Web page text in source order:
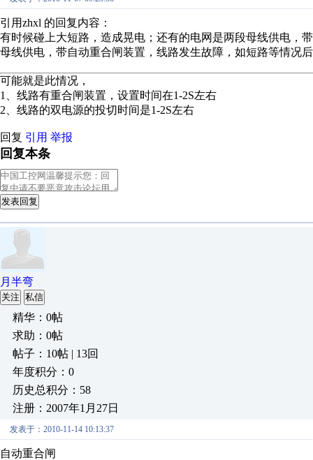
引用zhxl 的回复内容：
有时候碰上大短路，造成晃电；还有的电网是两段母线供电，
母线供电，带自动重合闸装置，线路发生故障，如短路等情况
可能就是此情况，
1、线路有重合闸装置，设置时间在1-2S左右
2、线路的双电源的投切时间是1-2S左右
回复 引用 举报
回复本条
发表回复
月半弯
关注 私信
精华：0帖
求助：0帖
帖子：10帖 | 13回
年度积分：0
历史总积分：58
注册：2007年1月27日
发表于：2010-11-14 10:13:37
自动重合闸